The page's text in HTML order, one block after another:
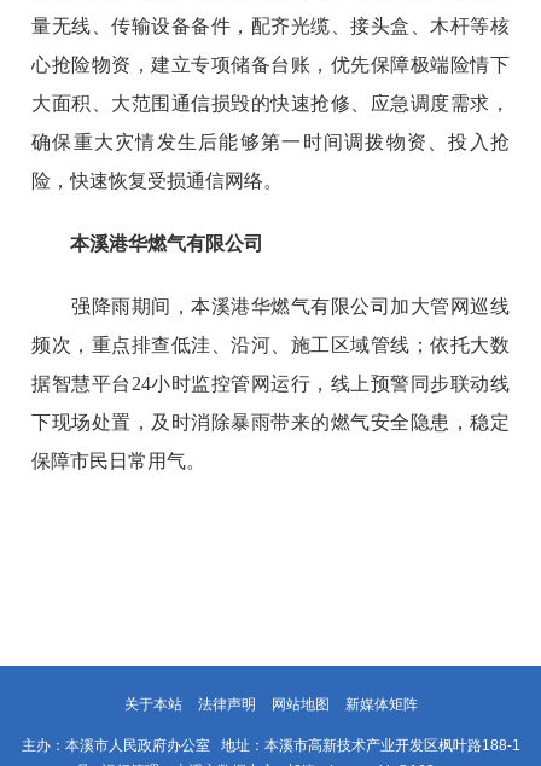
量无线、传输设备备件，配齐光缆、接头盒、木杆等核
心抢险物资，建立专项储备台账，优先保障极端险情下
大面积、大范围通信损毁的快速抢修、应急调度需求，
确保重大灾情发生后能够第一时间调拨物资、投入抢
险，快速恢复受损通信网络。
本溪港华燃气有限公司
强降雨期间，本溪港华燃气有限公司加大管网巡线
频次，重点排查低洼、沿河、施工区域管线；依托大数
据智慧平台24小时监控管网运行，线上预警同步联动线
下现场处置，及时消除暴雨带来的燃气安全隐患，稳定
保障市民日常用气。
关于本站 法律声明 网站地图 新媒体矩阵
主办：本溪市人民政府办公室 地址：本溪市高新技术产业开发区枫叶路188-1